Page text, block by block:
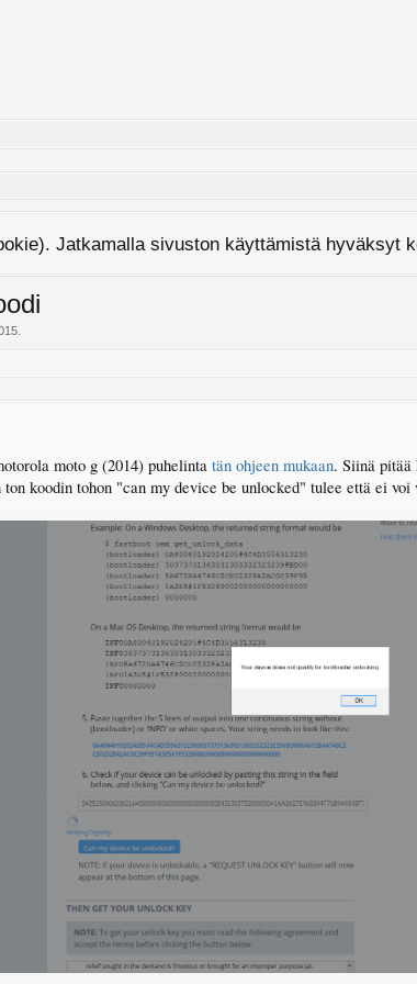
Jatkamalla sivuston käyttämistä hyväksyt
moto g (2014) puhelinta tän ohjeen mukaan. Siinä pitää
koodin tohon "can my device be unlocked" tulee että ei voi